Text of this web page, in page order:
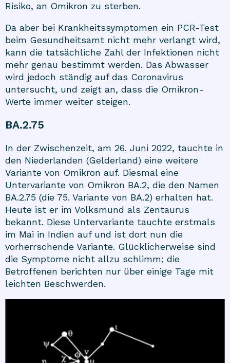
Risiko, an Omikron zu sterben.
Da aber bei Krankheitssymptomen ein PCR-Test
beim Gesundheitsamt nicht mehr verlangt wird,
kann die tatsächliche Zahl der Infektionen nicht
mehr genau bestimmt werden. Das Abwasser
wird jedoch ständig auf das Coronavirus
untersucht, und zeigt an, dass die Omikron-
Werte immer weiter steigen.
BA.2.75
In der Zwischenzeit, am 26. Juni 2022, tauchte in
den Niederlanden (Gelderland) eine weitere
Variante von Omikron auf. Diesmal eine
Untervariante von Omikron BA.2, die den Namen
BA.2.75 (die 75. Variante von BA.2) erhalten hat.
Heute ist er im Volksmund als Zentaurus
bekannt. Diese Untervariante tauchte erstmals
im Mai in Indien auf und ist dort nun die
vorherrschende Variante. Glücklicherweise sind
die Symptome nicht allzu schlimm; die
Betroffenen berichten nur über einige Tage mit
leichten Beschwerden.